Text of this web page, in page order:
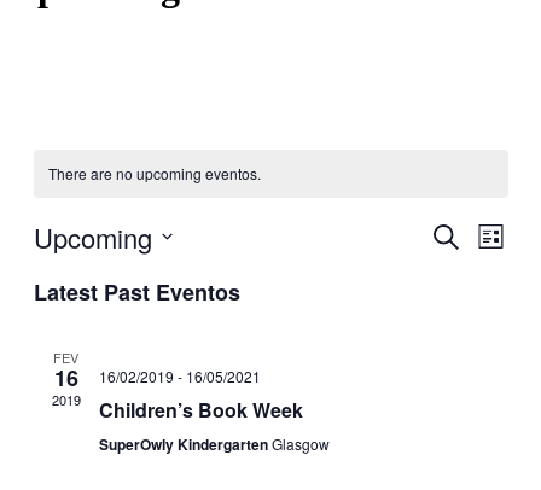
There are no upcoming eventos.
Eventos
Pesquisar
List
Upcoming
data
Latest Past Eventos
FEV
16
2019
16/02/2019 - 16/05/2021
Children’s Book Week
SuperOwly KindergartenGlasgow